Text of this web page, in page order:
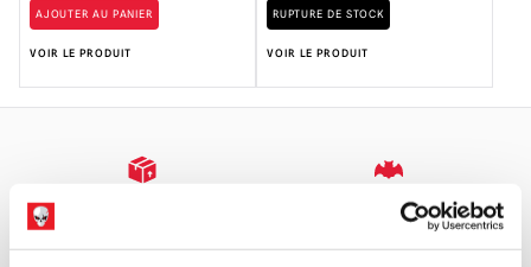
AJOUTER AU PANIER
VOIR LE PRODUIT
RUPTURE DE STOCK
VOIR LE PRODUIT
ROYAUME-UNI